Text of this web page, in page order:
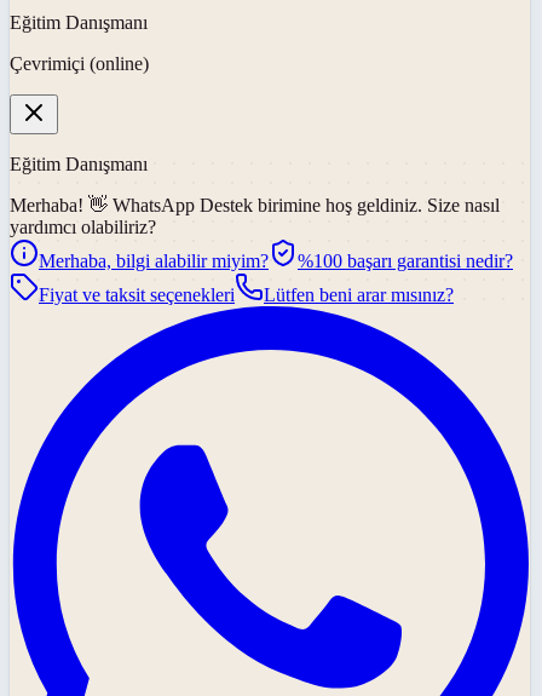
Eğitim Danışmanı
Çevrimiçi (online)
Eğitim Danışmanı
Merhaba! 👋 WhatsApp Destek birimine hoş geldiniz. Size nasıl
yardımcı olabiliriz?
Merhaba, bilgi alabilir miyim?
%100 başarı garantisi nedir?
Fiyat ve taksit seçenekleri
Lütfen beni arar mısınız?